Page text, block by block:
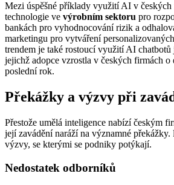
Mezi úspěšné příklady využití AI v českých
technologie ve výrobním sektoru pro
bankách pro vyhodnocování rizik a
marketingu pro vytváření
trendem je také rostoucí využití AI
jejichž adopce vzrostla v českých firmách o
poslední rok.
Překážky a výzvy při
Přestože umělá inteligence nabízí českým
její zavádění naráží na významné
výzvy, se kterými se podniky potýkají.
Nedostatek odborníků